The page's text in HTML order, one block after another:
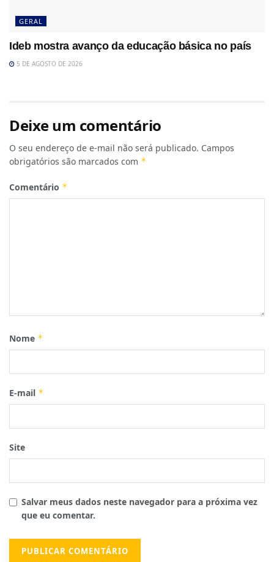
GERAL
Ideb mostra avanço da educação básica no país
5 DE AGOSTO DE 2026
Deixe um comentário
O seu endereço de e-mail não será publicado. Campos
obrigatórios são marcados com *
Comentário *
Nome *
E-mail *
Site
Salvar meus dados neste navegador para a próxima vez
que eu comentar.